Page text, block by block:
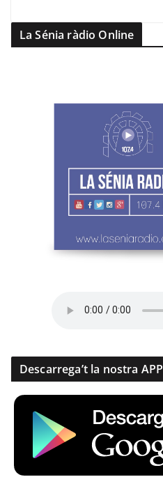
La Sénia ràdio Online
Descarrega’t la nostra APP